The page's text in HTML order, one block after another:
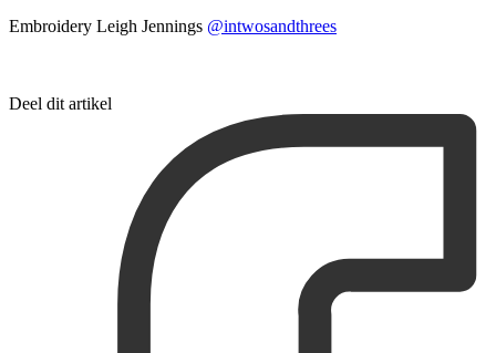
Embroidery Leigh Jennings @intwosandthrees
Deel dit artikel